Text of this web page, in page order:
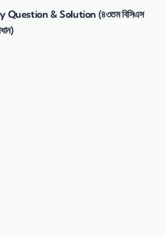
& Solution (৪৩তম বিসিএস